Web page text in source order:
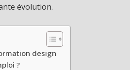
évolution.
design
?